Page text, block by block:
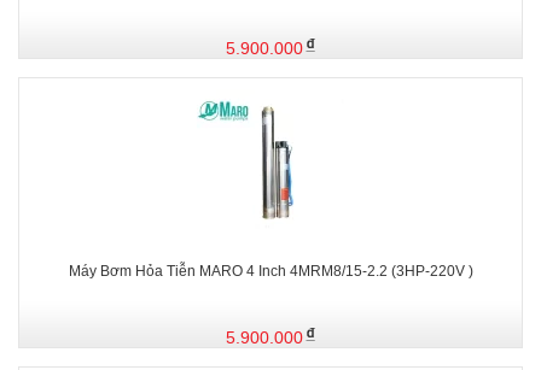
5.900.000
Máy Bơm Hỏa Tiễn MARO 4 Inch 4MRM8/15-2.2 (3HP-220V )
5.900.000